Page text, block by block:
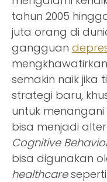
tahun 2005
juta orang di
gangguan
semakin naik
strategi baru,
untuk menangani
bisa menjadi
Cognitive
bisa digunakan
healthcare